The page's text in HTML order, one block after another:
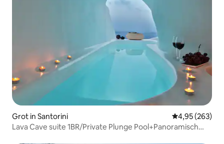
Grot in Santorini Gemiddelde
4,95 (263)
Lava Cave suite 1BR/Private Plunge Pool+Panoramisch